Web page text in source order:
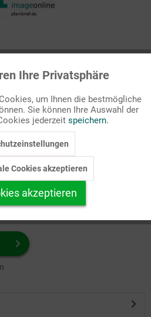
aus.
Grafik, mit/ohne Text ...
Aktiv
Inaktiv
Inaktiv
Ihre Privatsphäre
um Ihnen die bestmögliche
Sie können Ihre Auswahl der
jederzeit speichern.
Cookies akzeptieren
akzeptieren